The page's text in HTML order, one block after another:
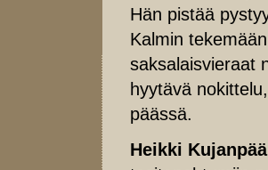
Hän pistää
Kalmin
saksalaisvieraat
hyytävä
päässä.
Heikki